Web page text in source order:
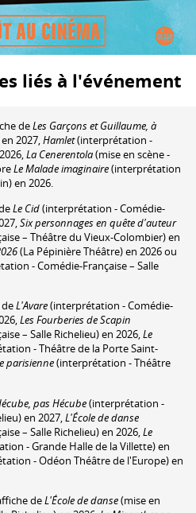
liés à l'événement
deLes Garçons et Guillaume, à
2027, Hamlet(interprétation -
La Cenerentola(mise en scène -
Le Malade imaginaire(interprétation
en 2026.
Le Cid(interprétation - Comédie-
Six personnages en quête d'auteur
– Théâtre du Vieux-Colombier) en
(La Pépinière Théâtre) en 2026 ou
- Comédie-Française – Salle
L'Avare(interprétation - Comédie-
Les Fourberies de Scapin
– Salle Richelieu) en 2026,Le
- Théâtre de la Porte Saint-
parisienne(interprétation - Théâtre
pas Hécube(interprétation -
en 2027,L'École de danse
– Salle Richelieu) en 2026,Le
- Grande Halle de la Villette) en
- Odéon Théâtre de l'Europe) en
deL'École de danse(mise en